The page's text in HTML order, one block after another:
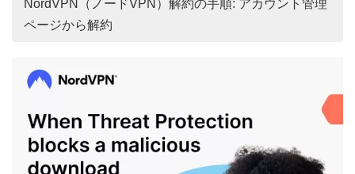
NordVPN（ノードVPN）解約の手順: アカウント管理
ページから解約